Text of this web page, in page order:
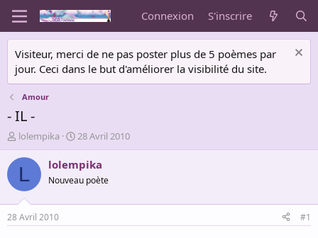
Connexion S'inscrire
Visiteur, merci de ne pas poster plus de 5 poèmes par
jour. Ceci dans le but d'améliorer la visibilité du site.
Amour
- IL -
A
u
t
r
d
e
lolempika
D
a
t
e
d
é
28 Avril 2010
L lolempika
Nouveau poète
28 Avril 2010 #1